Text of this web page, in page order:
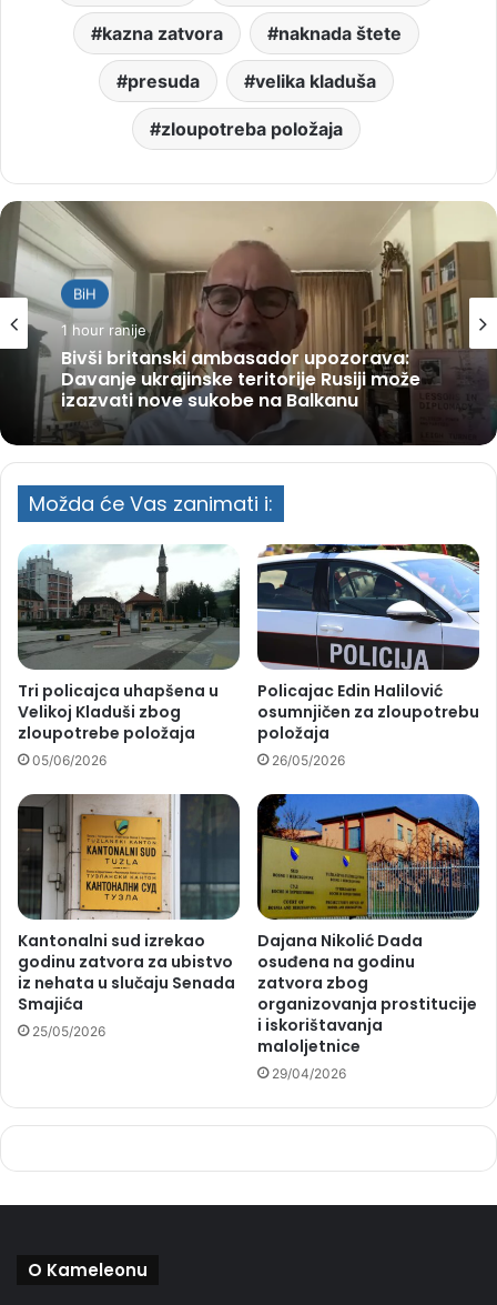
kazna zatvora naknada štete
presuda velika kladuša
zloupotreba položaja
BiH
1 hour ranije
Bivši britanski ambasador upozorava:
Davanje ukrajinske teritorije Rusiji može
izazvati nove sukobe na Balkanu
Možda će Vas zanimati i:
Tri policajca uhapšena u
Velikoj Kladuši zbog
zloupotrebe položaja
05/06/2026
Policajac Edin Halilović
osumnjičen za zloupotrebu
položaja
26/05/2026
Kantonalni sud izrekao
godinu zatvora za ubistvo
iz nehata u slučaju Senada
Smajića
25/05/2026
Dajana Nikolić Dada
osuđena na godinu
zatvora zbog
organizovanja prostitucije
i iskorištavanja
maloljetnice
29/04/2026
O Kameleonu